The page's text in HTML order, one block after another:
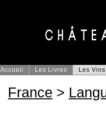
Accueil Les Livres Les Vins
France >